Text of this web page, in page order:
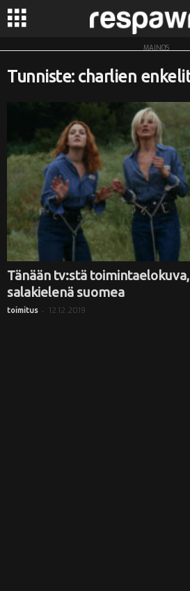
R
MAINOS
Tunniste: charlien
Tänään tv:stä
salakielenä suomea
toimitus - 12.12.2019